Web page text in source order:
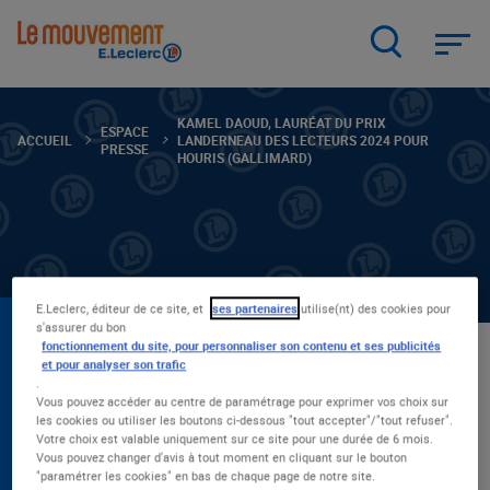
ACCUEIL
ESPACE
PRESSE
KAMEL DAOUD, LAURÉAT DU PRIX
LANDERNEAU DES LECTEURS 2024 POUR
HOURIS (GALLIMARD)
KAMEL DAOUD, LAURÉAT DU
PRIX LANDERNEAU DES
LECTEURS 2024 POUR
HOURIS (GALLIMARD)
E.Leclerc, éditeur de ce site, et ses partenaires utilise(nt) des cookies pour
s'assurer du bon
fonctionnement du site, pour personnaliser son contenu et ses publicités
et pour analyser son trafic
.
Vous pouvez accéder au centre de paramétrage pour exprimer vos choix sur
les cookies ou utiliser les boutons ci-dessous "tout accepter"/"tout refuser".
Votre choix est valable uniquement sur ce site pour une durée de 6 mois.
Vous pouvez changer d'avis à tout moment en cliquant sur le bouton
"paramétrer les cookies" en bas de chaque page de notre site.